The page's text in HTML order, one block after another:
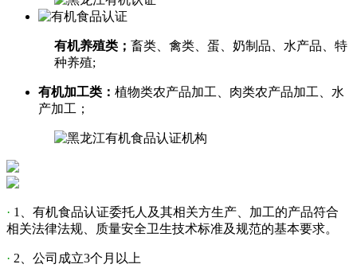
有机养殖类； 畜类、禽类、蛋、奶制品、水产品、特
种养殖;
有机加工类： 植物类农产品加工、肉类农产品加工、水
产加工；
· 1、有机食品认证委托人及其相关方生产、加工的产品符合
相关法律法规、质量安全卫生技术标准及规范的基本要求。
· 2、公司成立3个月以上